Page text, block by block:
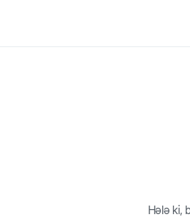
tam uyğundur. Uzun məsafələrə
Hələ ki,